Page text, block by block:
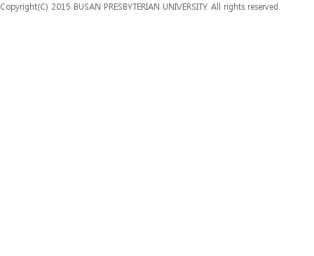
Copyright(C) 2015 BUSAN PRESBYTERIAN UNIVERSITY. All rights reserved.